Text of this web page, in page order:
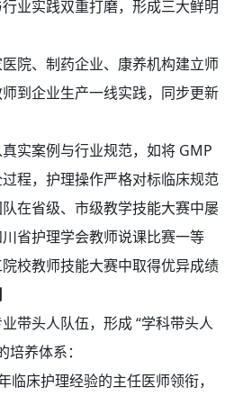
业实践双重打磨，形成三大鲜明
院、制药企业、康养机构建立师
到企业生产一线实践，同步更新
实案例与行业规范，如将 GMP
程，护理操作严格对标临床规范
在省级、市级教学技能大赛中屡
省护理学会教师说课比赛一等
校教师技能大赛中取得优异成绩
带头人队伍，形成 “学科带头人
养体系：
临床护理经验的主任医师领衔，